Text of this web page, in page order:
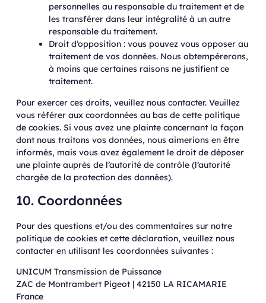
personnelles au responsable du traitement et de
les transférer dans leur intégralité à un autre
responsable du traitement.
Droit d’opposition : vous pouvez vous opposer au
traitement de vos données. Nous obtempérerons,
à moins que certaines raisons ne justifient ce
traitement.
Pour exercer ces droits, veuillez nous contacter. Veuillez
vous référer aux coordonnées au bas de cette politique
de cookies. Si vous avez une plainte concernant la façon
dont nous traitons vos données, nous aimerions en être
informés, mais vous avez également le droit de déposer
une plainte auprès de l’autorité de contrôle (l’autorité
chargée de la protection des données).
10. Coordonnées
Pour des questions et/ou des commentaires sur notre
politique de cookies et cette déclaration, veuillez nous
contacter en utilisant les coordonnées suivantes :
UNICUM Transmission de Puissance
ZAC de Montrambert Pigeot | 42150 LA RICAMARIE
France